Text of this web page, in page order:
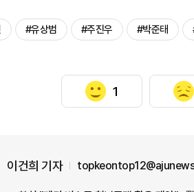
#유상범 #주진우 #박준태
1
이건희 기자